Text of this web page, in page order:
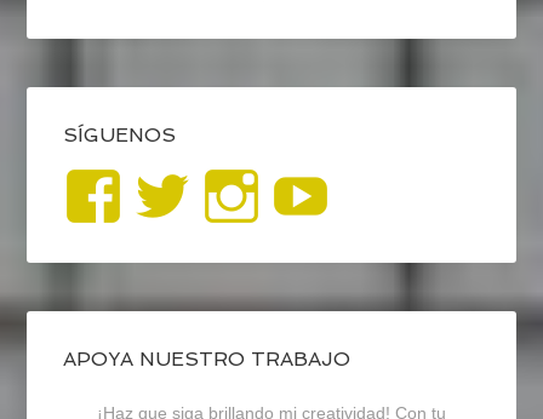
SÍGUENOS
Ver
perfil
de
blogrecursosep
Ver
perfil
de
recursosep
Ver
perfil
de
recursosep
APOYA NUESTRO TRABAJO
¡Haz que siga brillando mi creatividad! Con tu